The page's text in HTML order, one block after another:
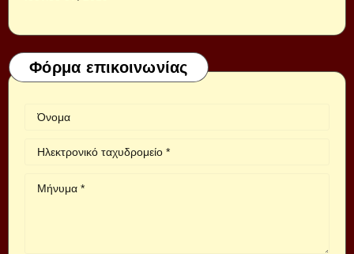
Φόρμα επικοινωνίας